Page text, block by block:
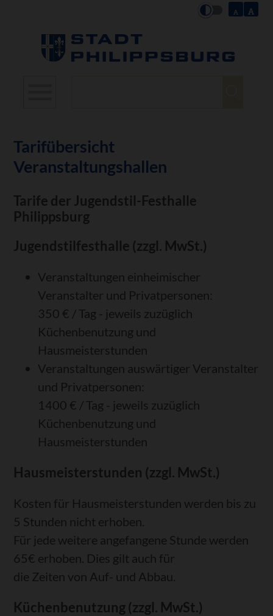
Tarifübersicht
Veranstaltungshallen
Tarife der Jugendstil-Festhalle
Philippsburg
Jugendstilfesthalle (zzgl. MwSt.)
Veranstaltungen einheimischer
Veranstalter und Privatpersonen:
350 € / Tag - jeweils zuzüglich
Küchenbenutzung und
Hausmeisterstunden
Veranstaltungen auswärtiger Veranstalter
und Privatpersonen:
1400 € / Tag - jeweils zuzüglich
Küchenbenutzung und
Hausmeisterstunden
Hausmeisterstunden (zzgl. MwSt.)
Kosten für Hausmeisterstunden werden bis zu
5 Stunden nicht erhoben.
Für jede weitere angefangene Stunde werden
65€ erhoben. Dies gilt auch für
die Zeiten von Auf- und Abbau.
Küchenbenutzung (zzgl. MwSt.)